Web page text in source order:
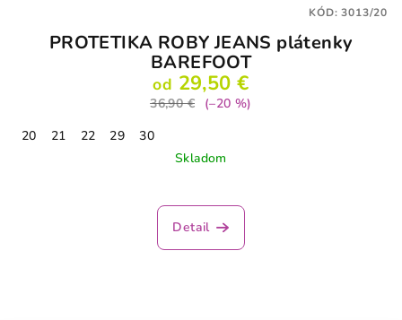
PROTETIKA ROBY JEANS plátenky
BAREFOOT
od 29,50 €
36,90 €
(–20 %)
20
21 22 29
30
Skladom
Detail
KÓD:3013/20